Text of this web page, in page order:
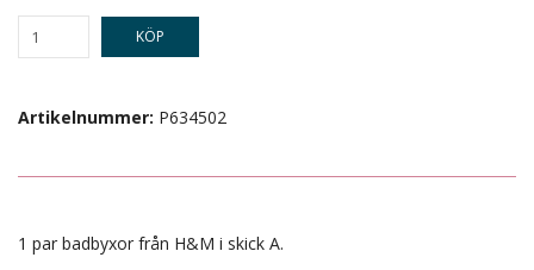
KÖP
Artikelnummer: P634502
1 par badbyxor från H&M i skick A.